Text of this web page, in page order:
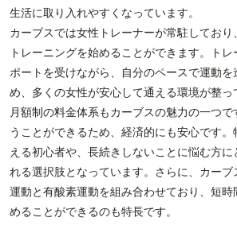
生活に取り入れやすくなっています。
カーブスでは女性トレーナーが常駐してお
トレーニングを始めることができます。ト
ポートを受けながら、自分のペースで運動
め、多くの女性が安心して通える環境が整っ
月額制の料金体系もカーブスの魅力の一つ
うことができるため、経済的にも安心です
える初心者や、長続きしないことに悩む方
れる選択肢となっています。さらに、カーブ
運動と有酸素運動を組み合わせており、短
めることができるのも特長です。